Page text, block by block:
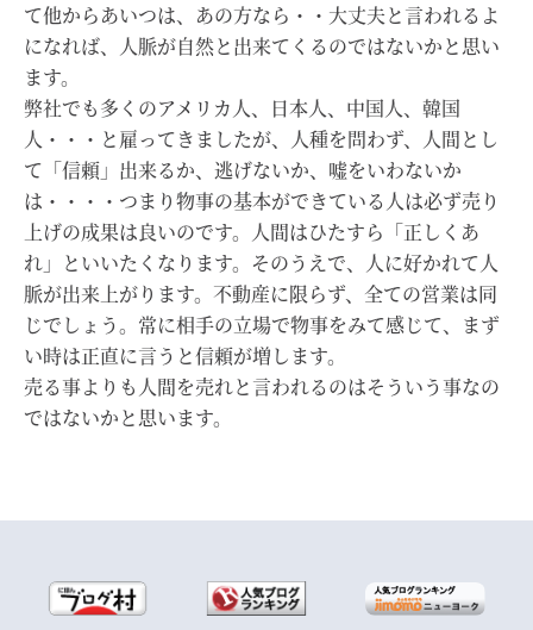
て他からあいつは、あの方なら・・大丈夫と言われるよ
になれば、人脈が自然と出来てくるのではないかと思い
ます。
弊社でも多くのアメリカ人、日本人、中国人、韓国
人・・・と雇ってきましたが、人種を問わず、人間とし
て「信頼」出来るか、逃げないか、嘘をいわないか
は・・・・つまり物事の基本ができている人は必ず売り
上げの成果は良いのです。人間はひたすら「正しくあ
れ」といいたくなります。そのうえで、人に好かれて人
脈が出来上がります。不動産に限らず、全ての営業は同
じでしょう。常に相手の立場で物事をみて感じて、まず
い時は正直に言うと信頼が増します。
売る事よりも人間を売れと言われるのはそういう事なの
ではないかと思います。